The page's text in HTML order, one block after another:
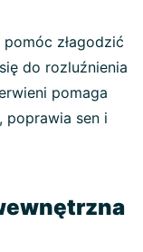
pomóc złagodzić
do rozluźnienia
pomaga
poprawia sen i